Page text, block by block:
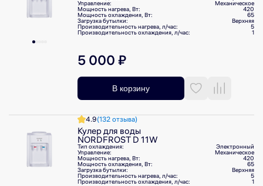
Управление: Механическое
Мощность нагрева, Вт: 420
Мощность охлаждения, Вт: 65
Загрузка бутылки: Верхняя
Производительность нагрева, л/⁠час: 5
Производительность охлаждения, л/⁠час: 1
5 000 ₽
В корзину
4.9(132 отзыва)
Кулер для воды
NORDFROST D 11W
Тип охлаждения: Электронный
Управление: Механическое
Мощность нагрева, Вт: 420
Мощность охлаждения, Вт: 65
Загрузка бутылки: Верхняя
Производительность нагрева, л/⁠час: 5
Производительность охлаждения, л/⁠час: 1